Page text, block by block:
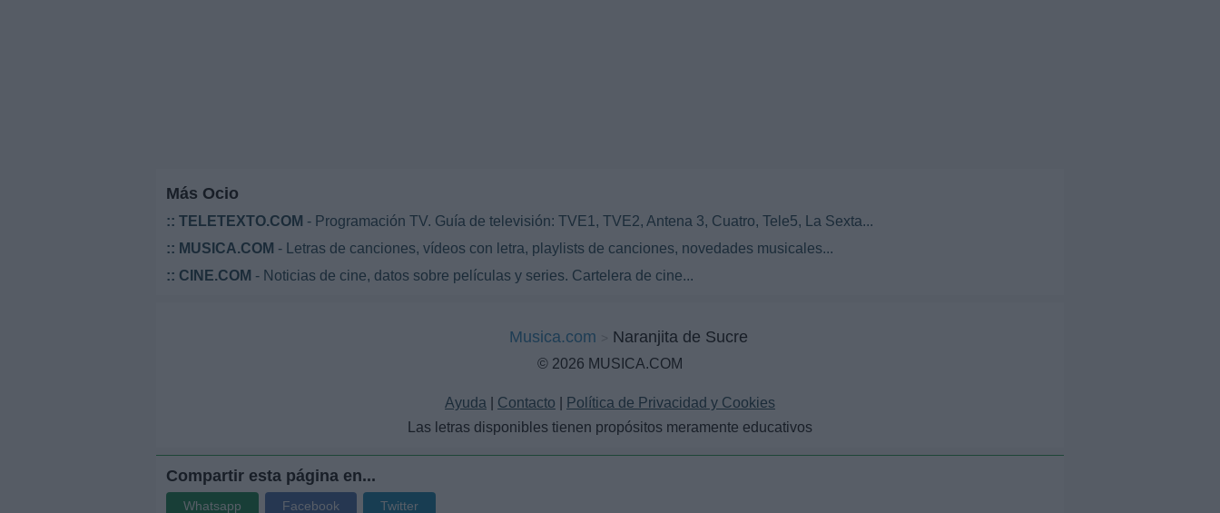
Más Ocio
:: TELETEXTO.COM - Programación TV. Guía de televisión: TVE1, TVE2, Antena 3, Cuatro, Tele5, La Sexta...
:: MUSICA.COM - Letras de canciones, vídeos con letra, playlists de canciones, novedades musicales...
:: CINE.COM - Noticias de cine, datos sobre películas y series. Cartelera de cine...
Musica.com Naranjita de Sucre
© 2026 MUSICA.COM
Ayuda Contacto
Política de Privacidad y Cookies
Las letras disponibles tienen propósitos meramente educativos
Compartir esta página en...
Whatsapp Facebook Twitter